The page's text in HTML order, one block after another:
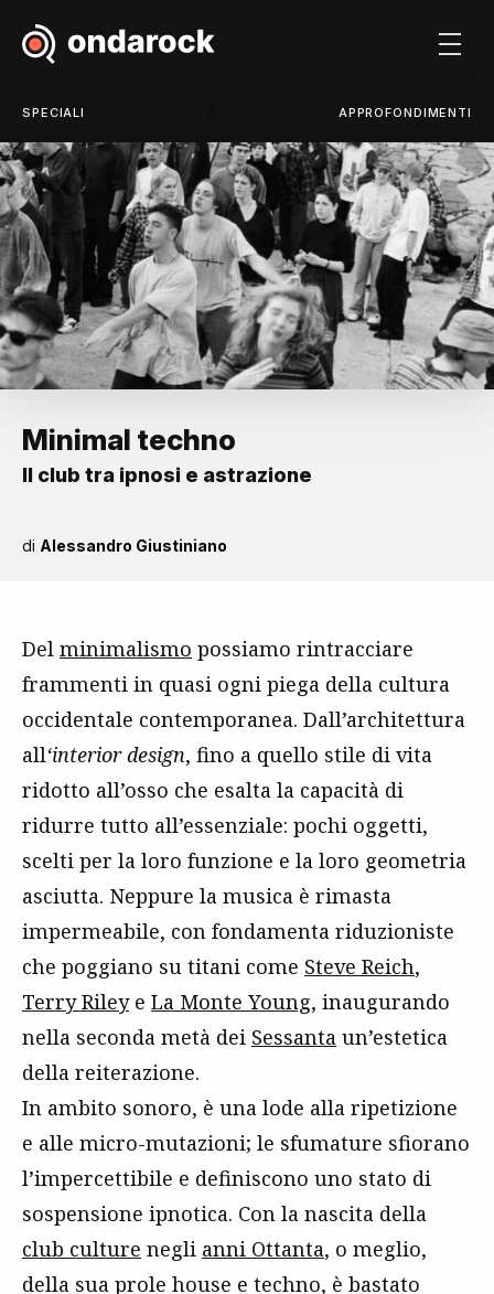
SPECIALI APPROFONDIMENTI
Minimal techno
Il club tra ipnosi e astrazione
di Alessandro Giustiniano
Del minimalismo possiamo rintracciare
frammenti in quasi ogni piega della cultura
occidentale contemporanea. Dall’architettura
all‘interior design, fino a quello stile di vita
ridotto all’osso che esalta la capacità di
ridurre tutto all’essenziale: pochi oggetti,
scelti per la loro funzione e la loro geometria
asciutta. Neppure la musica è rimasta
impermeabile, con fondamenta riduzioniste
che poggiano su titani come Steve Reich,
Terry Rileye La Monte Young, inaugurando
nella seconda metà dei Sessanta un’estetica
della reiterazione.
In ambito sonoro, è una lode alla ripetizione
e alle micro-mutazioni; le sfumature sfiorano
l’impercettibile e definiscono uno stato di
sospensione ipnotica. Con la nascita della
club culture negli anni Ottanta, o meglio,
della sua prole house e techno, è bastato